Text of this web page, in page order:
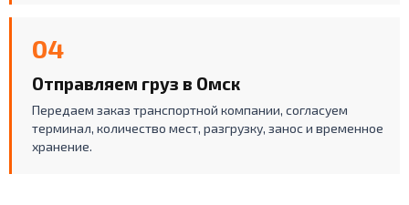
04
Отправляем груз в Омск
Передаем заказ транспортной компании, согласуем
терминал, количество мест, разгрузку, занос и временное
хранение.